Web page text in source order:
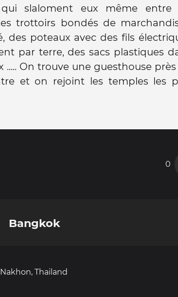
qui slaloment eux même entre
trottoirs bondés de
des poteaux avec des fils
par terre, des sacs plastiques
..... On trouve une guesthouse
et on rejoint les temples les
et on rentre assez tôt à
du trajet et voulant partir
Premier repas thaï au dernier
avec belle vue sur le
de la capitale. On goûte déja
0
Bangkok
Thailand